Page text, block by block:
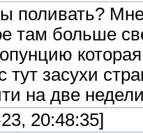
поливать?
там больше
тут засухи
на две
20:48:35]